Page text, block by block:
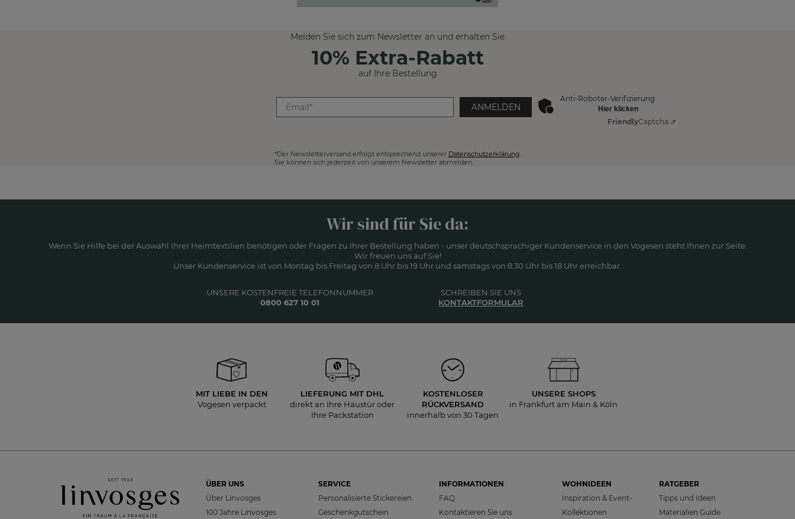
Melden Sie sich zum Newsletter an und erhalten Sie
10% Extra-Rabatt
auf Ihre Bestellung
ANMELDEN
Anti-Roboter-Verifizierung
Hier klicken
FriendlyCaptcha ⇗
*Der Newsletterversand erfolgt entsprechend unserer Datenschutzerklärung
Sie können sich jederzeit von unserem Newsletter abmelden.
Wir sind für Sie da:
Wenn Sie Hilfe bei der Auswahl Ihrer Heimtextilien benötigen oder Fragen zu Ihrer Bestellung haben - unser deutschsprachiger Kundenservice in den Vogesen steht Ihnen zur Seite.
Wir freuen uns auf Sie!
Unser Kundenservice ist von Montag bis Freitag von 8 Uhr bis 19 Uhr und samstags von 8:30 Uhr bis 18 Uhr erreichbar.
UNSERE KOSTENFREIE TELEFONNUMMER
0800 627 10 01
SCHREIBEN SIE UNS
KONTAKTFORMULAR
MIT LIEBE IN DEN
Vogesen verpackt
LIEFERUNG MIT DHL
direkt an Ihre Haustür oder
Ihre Packstation
KOSTENLOSER
RÜCKVERSAND
innerhalb von 30 Tagen
UNSERE SHOPS
in Frankfurt am Main & Köln
ÜBER UNS
Über Linvosges
100 Jahre Linvosges
SERVICE
Personalisierte Stickereien
Geschenkgutschein
INFORMATIONEN
FAQ
Kontaktieren Sie uns
WOHNIDEEN
Inspiration & Event-
Kollektionen
RATGEBER
Tipps und Ideen
Materialien Guide